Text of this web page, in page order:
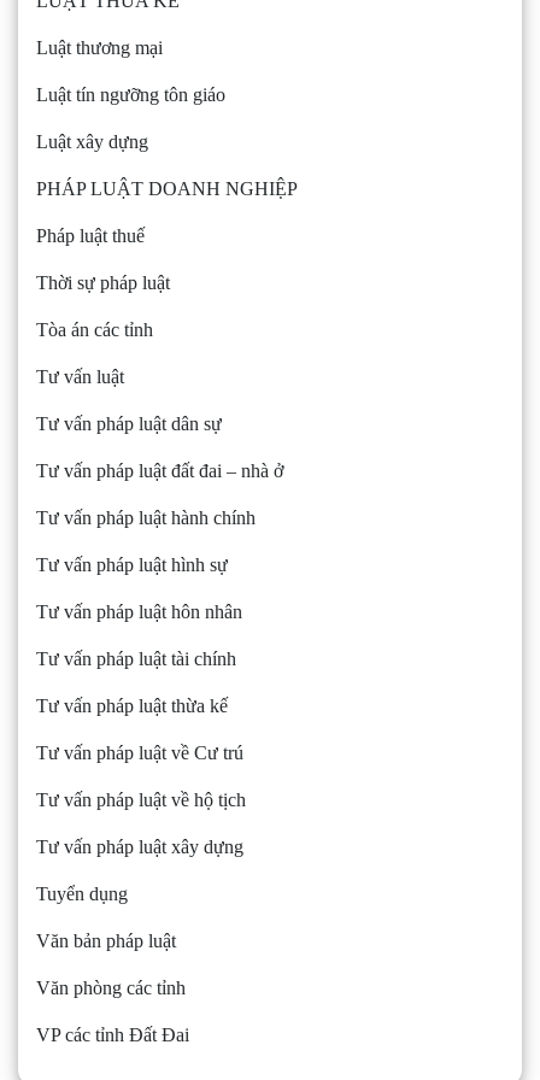
Luật thương mại
Luật tín ngưỡng tôn giáo
Luật xây dựng
PHÁP LUẬT DOANH NGHIỆP
Pháp luật thuế
Thời sự pháp luật
Tòa án các tỉnh
Tư vấn luật
Tư vấn pháp luật dân sự
Tư vấn pháp luật đất đai – nhà ở
Tư vấn pháp luật hành chính
Tư vấn pháp luật hình sự
Tư vấn pháp luật hôn nhân
Tư vấn pháp luật tài chính
Tư vấn pháp luật thừa kế
Tư vấn pháp luật về Cư trú
Tư vấn pháp luật về hộ tịch
Tư vấn pháp luật xây dựng
Tuyển dụng
Văn bản pháp luật
Văn phòng các tỉnh
VP các tỉnh Đất Đai